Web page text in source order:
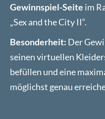
Gewinnspiel-Seite im
„Sex and the City II“.
Besonderheit: Der
seinen virtuellen
befüllen und eine
möglichst genau